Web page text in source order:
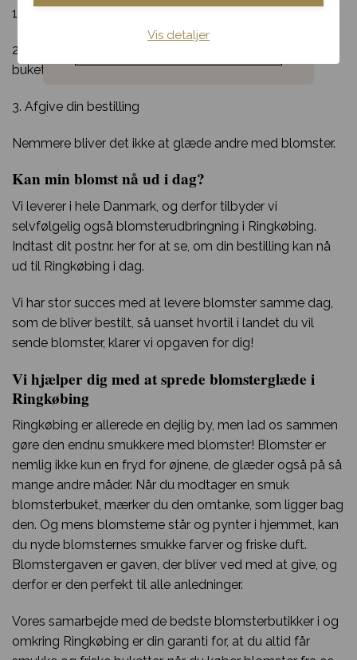
Vis detaljer
1. Fortælle os hvilken buket din modtager skal have
2. Fortælle os hvor og hvornår din modtager skal have
buketten
3. Afgive din bestilling
Nemmere bliver det ikke at glæde andre med blomster.
Kan min blomst nå ud i dag?
Vi leverer i hele Danmark, og derfor tilbyder vi
selvfølgelig også blomsterudbringning i Ringkøbing.
Indtast dit postnr. her for at se, om din bestilling kan nå
ud til Ringkøbing i dag.
Vi har stor succes med at levere blomster samme dag,
som de bliver bestilt, så uanset hvortil i landet du vil
sende blomster, klarer vi opgaven for dig!
Vi hjælper dig med at sprede blomsterglæde i
Ringkøbing
Ringkøbing er allerede en dejlig by, men lad os sammen
gøre den endnu smukkere med blomster! Blomster er
nemlig ikke kun en fryd for øjnene, de glæder også på så
mange andre måder. Når du modtager en smuk
blomsterbuket, mærker du den omtanke, som ligger bag
den. Og mens blomsterne står og pynter i hjemmet, kan
du nyde blomsternes smukke farver og friske duft.
Blomstergaven er gaven, der bliver ved med at give, og
derfor er den perfekt til alle anledninger.
Vores samarbejde med de bedste blomsterbutikker i og
omkring Ringkøbing er din garanti for, at du altid får
Blomster til hjemmet